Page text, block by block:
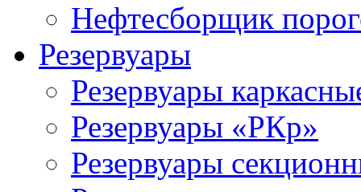
Нефтесборщик
Резервуары
Резервуары
Резервуары «РКр»
Резервуары